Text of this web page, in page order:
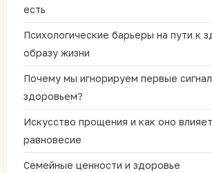
есть
Психологические барьеры на пути к
образу жизни
Почему мы игнорируем первые
здоровьем?
Искусство прощения и как оно
равновесие
Семейные ценности и здоровье